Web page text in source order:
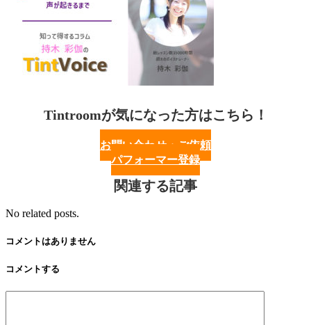
Tintroomが気になった方はこちら！
お問い合わせ・ご依頼
パフォーマー登録
関連する記事
No related posts.
コメントはありません
コメントする